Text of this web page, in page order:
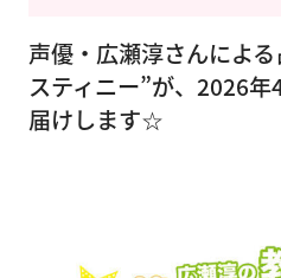
声優・広瀬淳さんによ
スティニー”が、2026
届けします☆